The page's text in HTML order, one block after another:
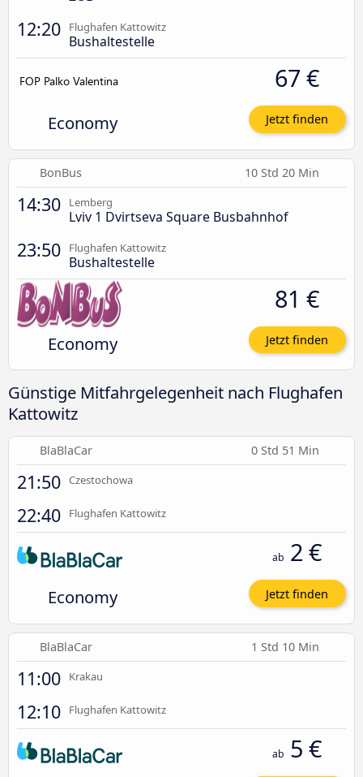
12:20 Flughafen Kattowitz
Bushaltestelle
Economy
67 €
Jetzt finden
BonBus 10 Std 20 Min
14:30 Lemberg
Lviv 1 Dvirtseva Square Busbahnhof
23:50 Flughafen Kattowitz
Bushaltestelle
Economy
81 €
Jetzt finden
Günstige Mitfahrgelegenheit nach Flughafen
Kattowitz
BlaBlaCar 0 Std 51 Min
21:50 Czestochowa
22:40 Flughafen Kattowitz
Economy
ab 2 €
Jetzt finden
BlaBlaCar 1 Std 10 Min
11:00 Krakau
12:10 Flughafen Kattowitz
ab 5 €